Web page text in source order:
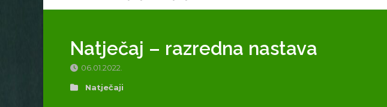
Natječaj – razredna nastava
06.01.2022.
Natječaji